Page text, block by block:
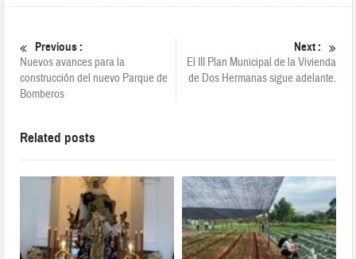
Previous :
Nuevos avances para la
construcción del nuevo Parque de
Bomberos
Next :
El III Plan Municipal de la Vivienda
de Dos Hermanas sigue adelante.
Related posts